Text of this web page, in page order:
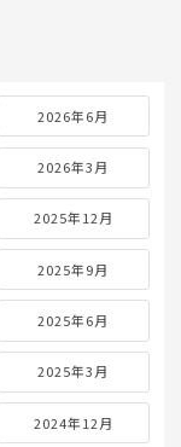
2026年6月
2026年3月
2025年12月
2025年9月
2025年6月
2025年3月
2024年12月